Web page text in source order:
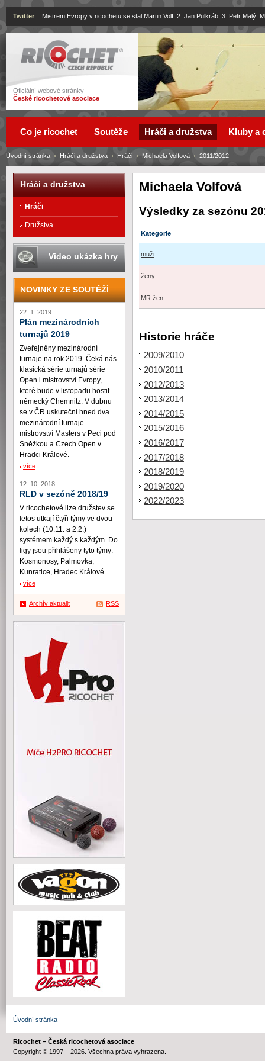
Ricochet
Oficiální webové stránky
České ricochetové asociace
Twitter: Mistrem Evropy v ricochetu se stal Martin Volf. 2. Jan Pulkráb, 3. Petr Malý.
Michaela Volfová
Výsledky za sezónu
Kategorie
muži
ženy
MR žen
Historie hráče
2009/2010
2010/2011
2012/2013
2013/2014
2014/2015
2015/2016
2016/2017
2017/2018
2018/2019
2019/2020
2022/2023
Úvodní stránka › Hráči a družstva › Hráči › Michaela Volfová › 2011/2012
Co je ricochet Soutěže Hráči a družstva Kluby a
Hráči a družstva
Hráči
Družstva
Video ukázka hry
NOVINKY ZE SOUTĚŽÍ
22. 1. 2019
Plán mezinárodních
turnajů 2019
Zveřejněny mezinárodní
turnaje na rok 2019. Čeká nás
klasická série turnajů série
Open i mistrovství Evropy,
které bude v listopadu hostit
německý Chemnitz. V dubnu
se v ČR uskuteční hned dva
mezinárodní turnaje -
mistrovství Masters v Peci pod
Sněžkou a Czech Open v
Hradci Králové.
více
12. 10. 2018
RLD v sezóně 2018/19
V ricochetové lize družstev se
letos utkají čtyři týmy ve dvou
kolech (10.11. a 2.2.)
systémem každý s každým. Do
ligy jsou přihlášeny tyto týmy:
Kosmonosy, Palmovka,
Kunratice, Hradec Králové.
více
Archív aktualit RSS
Úvodní stránka
Ricochet – Česká ricochetová asociace
Copyright © 1997 – 2026. Všechna práva vyhrazena.